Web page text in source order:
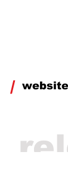
/ website